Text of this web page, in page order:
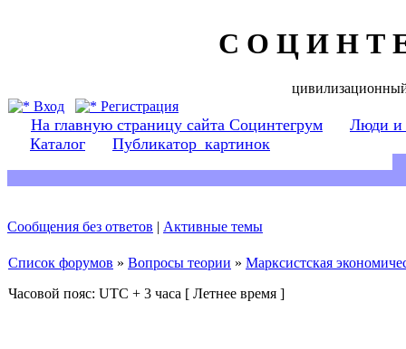
С О Ц И Н Т
Вход
Регистрация
На главную страницу сайта Социнтегрум
Люди и
Каталог
Публикатор_картинок
Сообщения без ответов | Активные темы
Список форумов » Вопросы теории » Марксистская
Часовой пояс: UTC + 3 часа [ Летнее время ]